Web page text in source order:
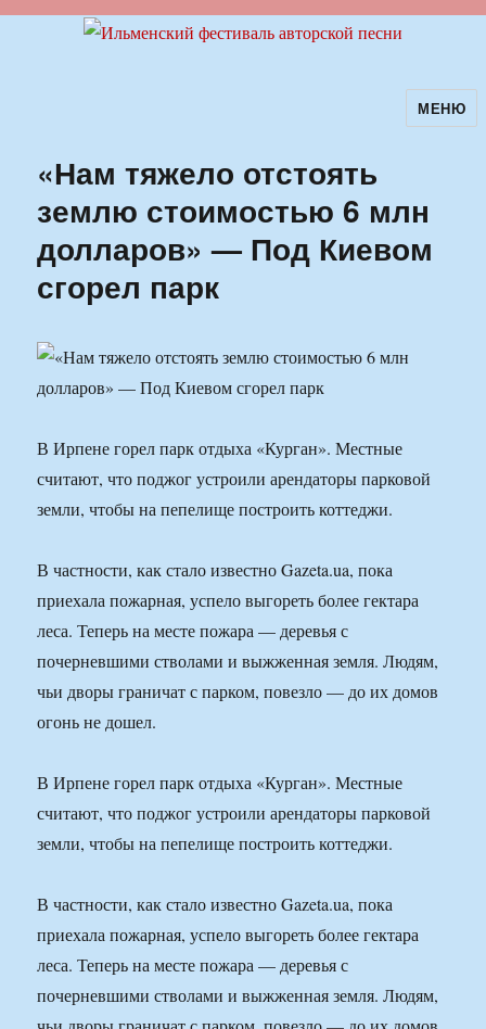
Ильменский фестиваль авторскойМЕНЮ
«Нам тяжело отстоять
землю стоимостью 6 млн
долларов» — Под Киевом
сгорел парк
В Ирпене горел парк отдыха «Курган». Местные
считают, что поджог устроили арендаторы парковой
земли, чтобы на пепелище построить коттеджи.
В частности, как стало известно Gazeta.ua, пока
приехала пожарная, успело выгореть более гектара
леса. Теперь на месте пожара — деревья с
почерневшими стволами и выжженная земля. Людям,
чьи дворы граничат с парком, повезло — до их домов
огонь не дошел.
В Ирпене горел парк отдыха «Курган». Местные
считают, что поджог устроили арендаторы парковой
земли, чтобы на пепелище построить коттеджи.
В частности, как стало известно Gazeta.ua, пока
приехала пожарная, успело выгореть более гектара
леса. Теперь на месте пожара — деревья с
почерневшими стволами и выжженная земля. Людям,